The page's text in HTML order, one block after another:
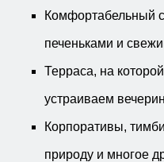
Комфортабельный
печеньками и
Терраса, на
устраиваем
Корпоративы,
природу и многое